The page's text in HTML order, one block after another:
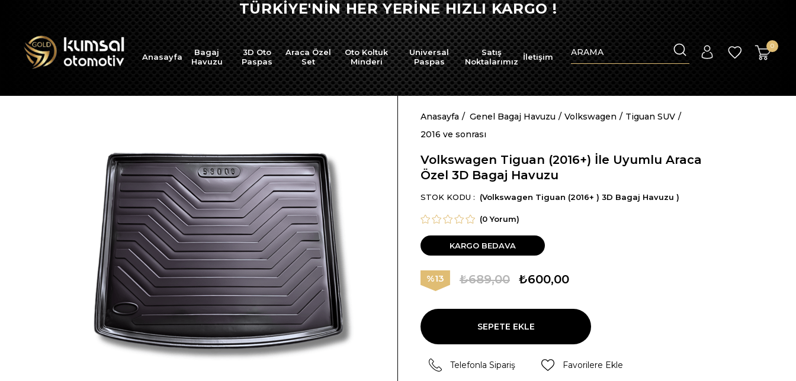
TÜRKİYE'NİN HER YERİNE HIZLI KARGO !
Anasayfa
Bagaj
Havuzu
3D Oto
Paspas
Araca Özel
Set
Oto Koltuk
Minderi
Universal
Paspas
Satış
Noktalarımız İletişim
0
Anasayfa Genel Bagaj Havuzu Volkswagen
Tiguan SUV
2016 ve sonrası
Volkswagen Tiguan (2016+) İle Uyumlu Araca
Özel 3D Bagaj Havuzu
STOK KODU (Volkswagen Tiguan (2016+ ) 3D Bagaj Havuzu )
(0 Yorum)
KARGO BEDAVA
13 ₺689,00 ₺600,00
Telefonla Sipariş Favorilere Ekle